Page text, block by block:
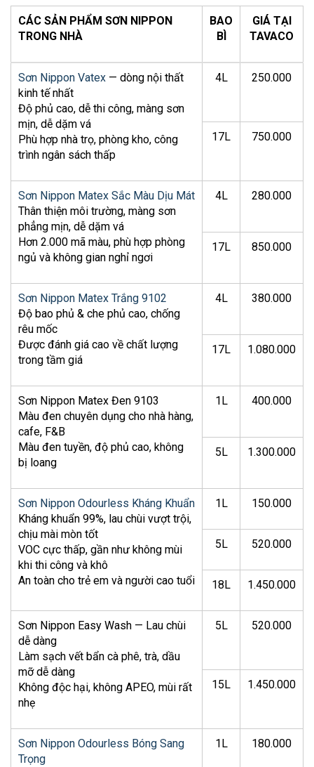
CÁC SẢN PHẨM SƠN NIPPON
TRONG NHÀ
BAO
BÌ
GIÁ TẠI
TAVACO
Sơn Nippon Vatex — dòng nội thất
kinh tế nhất
Độ phủ cao, dễ thi công, màng sơn
mịn, dễ dặm vá
Phù hợp nhà trọ, phòng kho, công
trình ngân sách thấp
4L 250.000
17L 750.000
Sơn Nippon Matex Sắc Màu Dịu Mát
Thân thiện môi trường, màng sơn
phẳng mịn, dễ dặm vá
Hơn 2.000 mã màu, phù hợp phòng
ngủ và không gian nghỉ ngơi
4L 280.000
17L 850.000
Sơn Nippon Matex Trắng 9102
Độ bao phủ & che phủ cao, chống
rêu mốc
Được đánh giá cao về chất lượng
trong tầm giá
4L 380.000
17L 1.080.000
Sơn Nippon Matex Đen 9103
Màu đen chuyên dụng cho nhà hàng,
cafe, F&B
Màu đen tuyền, độ phủ cao, không
bị loang
1L 400.000
5L 1.300.000
Sơn Nippon Odourless Kháng Khuẩn
Kháng khuẩn 99%, lau chùi vượt trội,
chịu mài mòn tốt
VOC cực thấp, gần như không mùi
khi thi công và khô
An toàn cho trẻ em và người cao tuổi
1L 150.000
5L 520.000
18L 1.450.000
Sơn Nippon Easy Wash — Lau chùi
dễ dàng
Làm sạch vết bẩn cà phê, trà, dầu
mỡ dễ dàng
Không độc hại, không APEO, mùi rất
nhẹ
5L 520.000
15L 1.450.000
Sơn Nippon Odourless Bóng Sang
Trọng
1L 180.000